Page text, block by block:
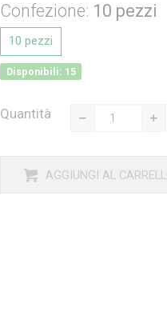
Confezione: 10 pezzi
10 pezzi
Disponibili: 15
Quantità
AGGIUNGI AL